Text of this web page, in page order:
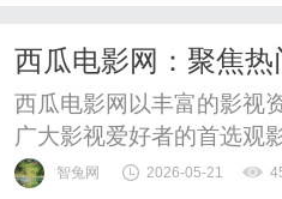
电信流量卡优惠套餐办理
西瓜电影网：聚焦
西瓜电影网以丰富的影视
广大影视爱好者的首选观
智兔网 2026-05-21